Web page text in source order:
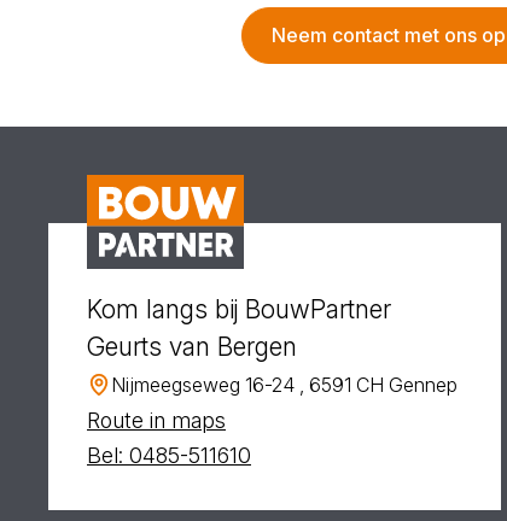
Neem contact met ons op
Kom langs bij BouwPartner
Geurts van Bergen
Nijmeegseweg 16-24 , 6591 CH Gennep
Route in maps
Bel: 0485-511610